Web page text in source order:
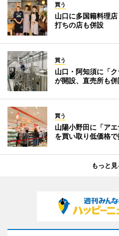
買う
山口に多国籍料理
打ちの店も併設
買う
山口・阿知須に「
が開設、直売所も併
買う
山陽小野田に「ア
を買い取り低価格
もっと見